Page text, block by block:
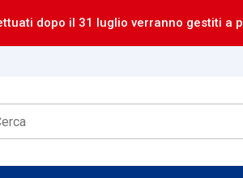
dopo il 31 luglio verranno gestiti a